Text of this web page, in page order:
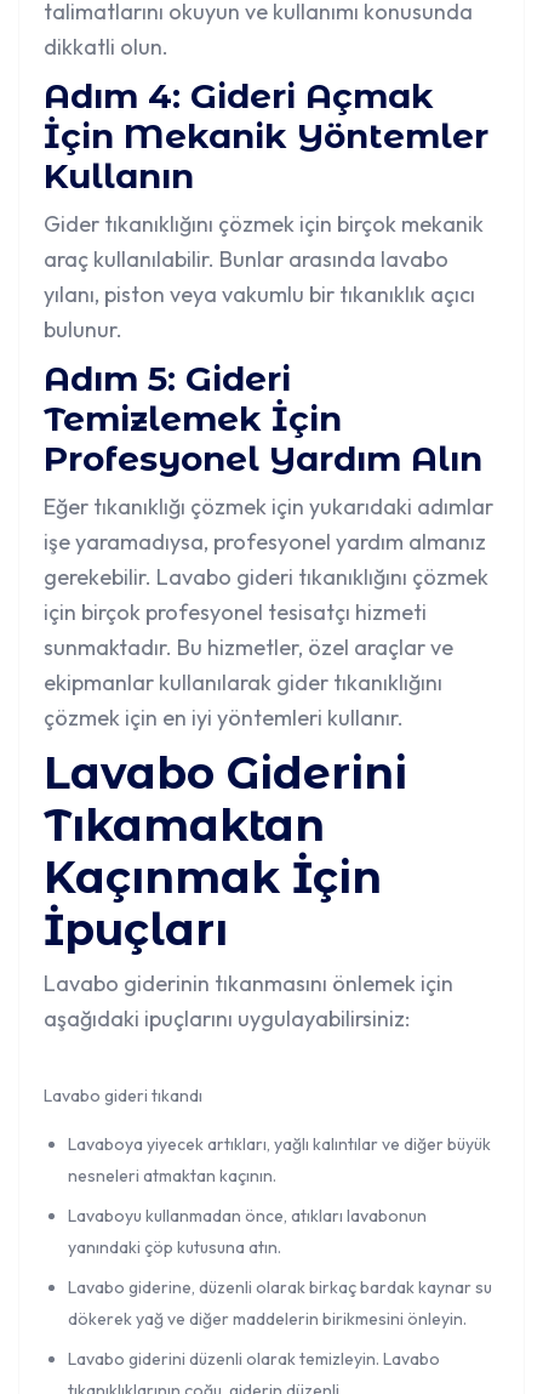
talimatlarını okuyun ve kullanımı konusunda
dikkatli olun.
Adım 4: Gideri Açmak
İçin Mekanik Yöntemler
Kullanın
Gider tıkanıklığını çözmek için birçok mekanik
araç kullanılabilir. Bunlar arasında lavabo
yılanı, piston veya vakumlu bir tıkanıklık açıcı
bulunur.
Adım 5: Gideri
Temizlemek İçin
Profesyonel Yardım Alın
Eğer tıkanıklığı çözmek için yukarıdaki adımlar
işe yaramadıysa, profesyonel yardım almanız
gerekebilir. Lavabo gideri tıkanıklığını çözmek
için birçok profesyonel tesisatçı hizmeti
sunmaktadır. Bu hizmetler, özel araçlar ve
ekipmanlar kullanılarak gider tıkanıklığını
çözmek için en iyi yöntemleri kullanır.
Lavabo Giderini
Tıkamaktan
Kaçınmak İçin
İpuçları
Lavabo giderinin tıkanmasını önlemek için
aşağıdaki ipuçlarını uygulayabilirsiniz:
Lavabo gideri tıkandı
Lavaboya yiyecek artıkları, yağlı kalıntılar ve diğer büyük
nesneleri atmaktan kaçının.
Lavaboyu kullanmadan önce, atıkları lavabonun
yanındaki çöp kutusuna atın.
Lavabo giderine, düzenli olarak birkaç bardak kaynar su
dökerek yağ ve diğer maddelerin birikmesini önleyin.
Lavabo giderini düzenli olarak temizleyin. Lavabo